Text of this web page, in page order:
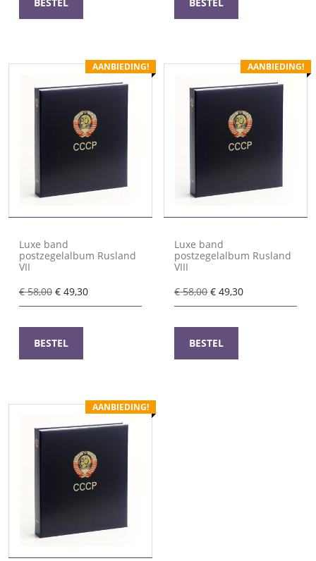
AANBIEDING!
Luxe band
postzegelalbum Rusland
VII
€58,00 Oorspronkelijke
prijs
€ 58,00.
€ 49,30Huidige
prijs
BESTEL
AANBIEDING!
Luxe band
postzegelalbum Rusland
VIII
€58,00Oorspronkelijke
prijs
€ 58,00.
€ 49,30Huidige
prijs
BESTEL
AANBIEDING!